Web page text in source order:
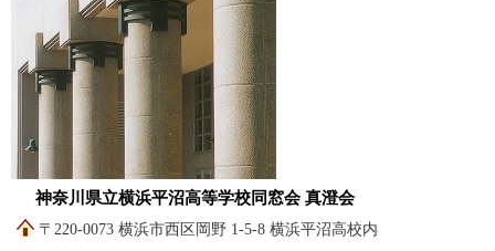
神奈川県立横浜平沼高等学校同窓会 真澄会
〒220-0073 横浜市西区岡野 1-5-8 横浜平沼高校内